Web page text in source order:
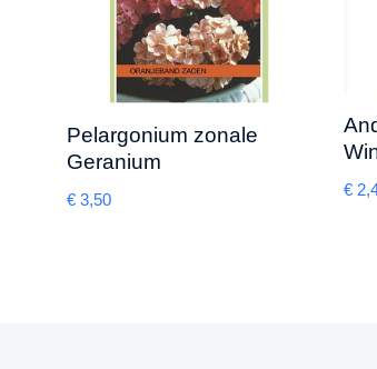
Pelargonium zonale
Geranium
€ 3,50
€